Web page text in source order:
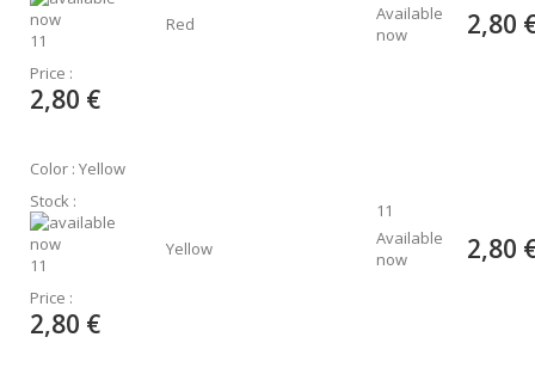
11
Price :
2,80 €
Red
Available
now
2,80
Color : Yellow
Stock :
11
Price :
2,80 €
Yellow
11
Available
now
2,80